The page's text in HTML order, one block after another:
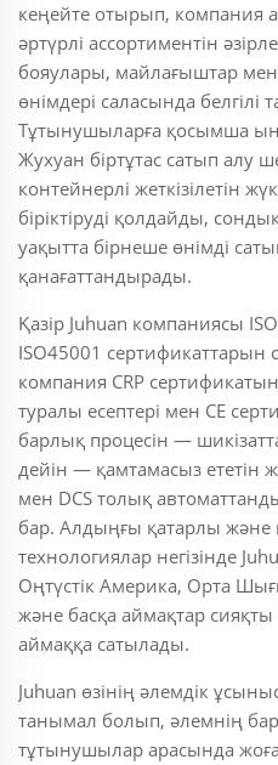
кеңейте отырып, компания
әртүрлі ассортиментін
бояулары, майлағыштар мен
өнімдері саласында белгілі
Тұтынушыларға қосымша
Жухуан біртұтас сатып алу
контейнерлі жеткізілетін
біріктіруді қолдайды,
уақытта бірнеше өнімді
қанағаттандырады.
Қазір Juhuan компаниясы
ISO45001 сертификаттарын
компания CRP
туралы есептері мен CE
барлық процесін —
дейін — қамтамасыз ететін
мен DCS толық
бар. Алдыңғы қатарлы
технологиялар негізінде
Оңтүстік Америка, Орта
және басқа аймақтар
аймаққа сатылады.
Juhuan өзінің әлемдік
танымал болып, әлемнің
тұтынушылар арасында